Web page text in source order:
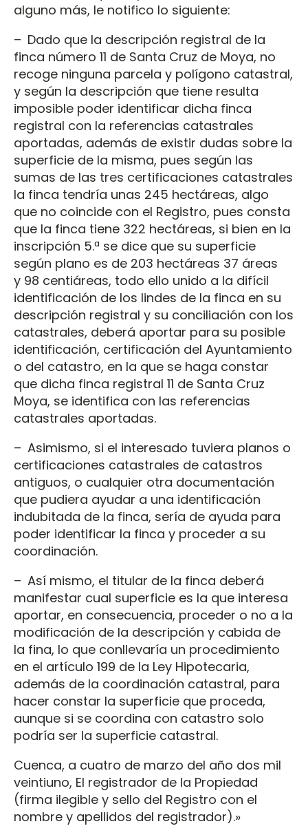
alguno más, le notifico lo siguiente:
– Dado que la descripción registral de la
finca número 11 de Santa Cruz de Moya, no
recoge ninguna parcela y polígono catastral,
y según la descripción que tiene resulta
imposible poder identificar dicha finca
registral con la referencias catastrales
aportadas, además de existir dudas sobre la
superficie de la misma, pues según las
sumas de las tres certificaciones catastrales
la finca tendría unas 245 hectáreas, algo
que no coincide con el Registro, pues consta
que la finca tiene 322 hectáreas, si bien en la
inscripción 5.ª se dice que su superficie
según plano es de 203 hectáreas 37 áreas
y 98 centiáreas, todo ello unido a la difícil
identificación de los lindes de la finca en su
descripción registral y su conciliación con los
catastrales, deberá aportar para su posible
identificación, certificación del Ayuntamiento
o del catastro, en la que se haga constar
que dicha finca registral 11 de Santa Cruz
Moya, se identifica con las referencias
catastrales aportadas.
– Asimismo, si el interesado tuviera planos o
certificaciones catastrales de catastros
antiguos, o cualquier otra documentación
que pudiera ayudar a una identificación
indubitada de la finca, sería de ayuda para
poder identificar la finca y proceder a su
coordinación.
– Así mismo, el titular de la finca deberá
manifestar cual superficie es la que interesa
aportar, en consecuencia, proceder o no a la
modificación de la descripción y cabida de
la fina, lo que conllevaría un procedimiento
en el artículo 199 de la Ley Hipotecaria,
además de la coordinación catastral, para
hacer constar la superficie que proceda,
aunque si se coordina con catastro solo
podría ser la superficie catastral.
Cuenca, a cuatro de marzo del año dos mil
veintiuno, El registrador de la Propiedad
(firma ilegible y sello del Registro con el
nombre y apellidos del registrador).»